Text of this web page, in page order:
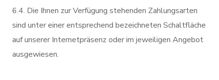
6.4. Die Ihnen zur Verfügung stehenden Zahlungsarten
sind unter einer entsprechend bezeichneten Schaltfläche
auf unserer Internetpräsenz oder im jeweiligen Angebot
ausgewiesen.